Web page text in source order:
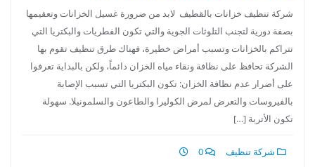
شركة تنظيف خزانات بالقطيف لابد من ضرورة غسيل الخزانات وتعقيمها
بصفة دورية لتجنب التلوثات الجوية والتي تكون الفطريات والبكتريا التي
تتراكم بالخزانات وتسبب أمراض خطيرة، فهناك طرق تنظيف تقوم بها
الشركة تحافظ على نظافة ونقاء مياه الخزان دائماً، ولكن بالبداية تعرفوا
على أضرار عدم نظافة الخزان: تكون البكتريا التي تسبب الإصابة
بالفيروسات والتعرض لمرض الكوليرا والطاعون والسلمونيلا. سهولة
تكون الأتربة […]
شركة تنظيف